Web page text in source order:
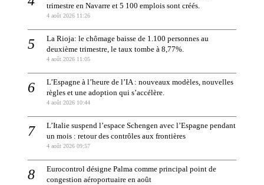
trimestre en Navarre et 5 100 emplois sont créés.
4 août 2026 11:26
La Rioja: le chômage baisse de 1.100 personnes au
deuxième trimestre, le taux tombe à 8,77%.
4 août 2026 11:05
L’Espagne à l’heure de l’IA : nouveaux modèles, nouvelles
règles et une adoption qui s’accélère.
4 août 2026 10:44
L’Italie suspend l’espace Schengen avec l’Espagne pendant
un mois : retour des contrôles aux frontières
4 août 2026 09:57
Eurocontrol désigne Palma comme principal point de
congestion aéroportuaire en août